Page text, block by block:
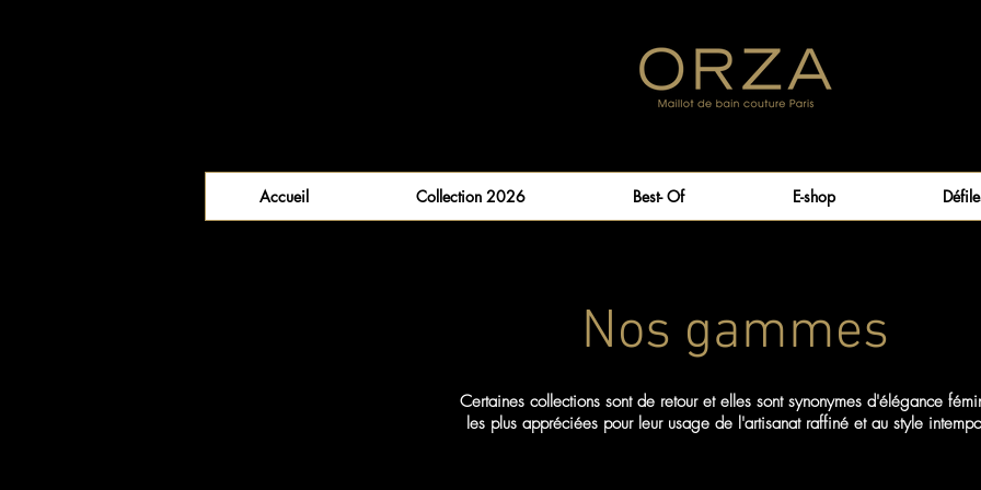
Accueil Collection 2026 Best- Of E-shop
Nos gammes
Certaines collections sont de retour et elles sont synonymes d'élégance
les plus appréciées pour leur usage de l'artisanat raffiné et au style